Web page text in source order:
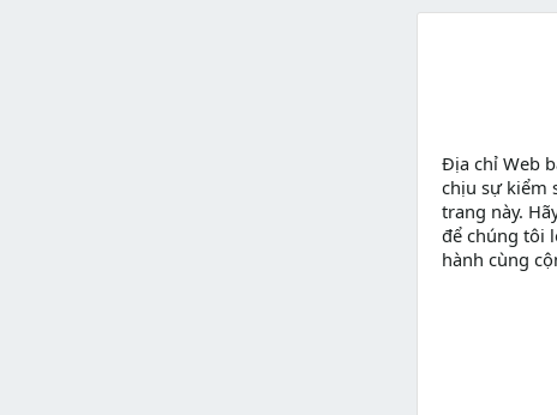
Địa chỉ Web
chịu sự kiểm
trang này.
để chúng tôi
hành cùng